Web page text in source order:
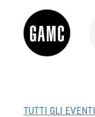
TUTTI GLI EVENTI